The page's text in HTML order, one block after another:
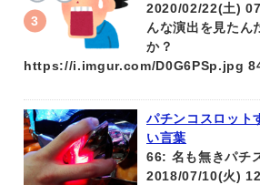
2020/02/22(土)
んな演出を見たん
か？
https://i.imgur.com/D0G6PSp.jpg
パチンコスロット
い言葉
66: 名も無きパチ
2018/07/10(火)